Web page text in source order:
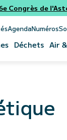
Congrès de
AgendaNuméros
Déchets Air